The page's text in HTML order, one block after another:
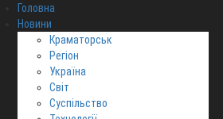
Головна
Новини
Краматорськ
Регіон
Україна
Світ
Суспільство